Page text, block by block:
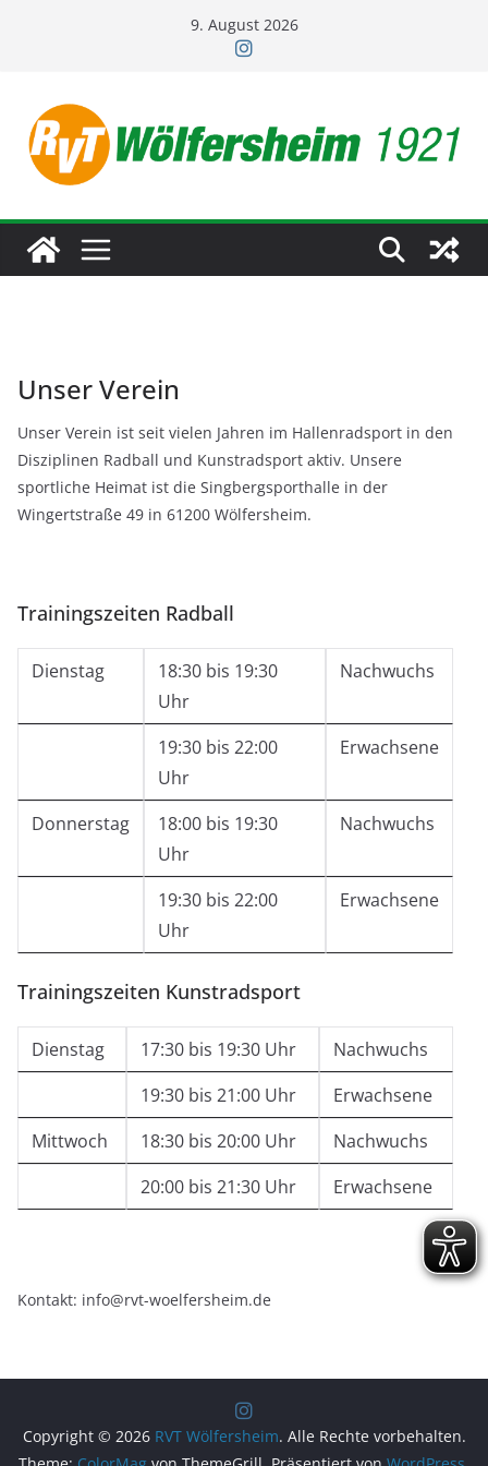
9. August 2026
Unser Verein
Unser Verein ist seit vielen Jahren im Hallenradsport in den
Disziplinen Radball und Kunstradsport aktiv. Unsere
sportliche Heimat ist die Singbergsporthalle in der
Wingertstraße 49 in 61200 Wölfersheim.
Trainingszeiten Radball
Dienstag
18:30 bis 19:30
Uhr
Nachwuchs
19:30 bis 22:00
Uhr
Erwachsene
Donnerstag
18:00 bis 19:30
Uhr
Nachwuchs
19:30 bis 22:00
Uhr
Erwachsene
Trainingszeiten Kunstradsport
Dienstag 17:30 bis 19:30 Uhr
Nachwuchs
19:30 bis 21:00 Uhr
Erwachsene
Mittwoch
18:30 bis 20:00 Uhr
Nachwuchs
20:00 bis 21:30 Uhr
Erwachsene
Kontakt: info@rvt-woelfersheim.de
Copyright © 2026 RVT Wölfersheim. Alle Rechte vorbehalten.